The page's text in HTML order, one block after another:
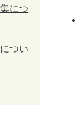
につ
つい